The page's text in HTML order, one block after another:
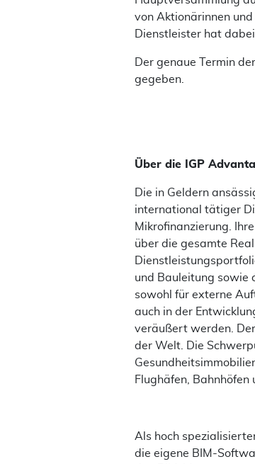
von Aktionärinnen
Dienstleister hat
Der genaue Termin
gegeben.
Über die IGP
Die in Geldern
international tätiger
Mikrofinanzierung.
über die gesamte
und Bauleitung sowie
sowohl für externe
auch in der
veräußert werden.
der Welt. Die
Flughäfen, Bahnhöfen
Als hoch
die eigene BIM-